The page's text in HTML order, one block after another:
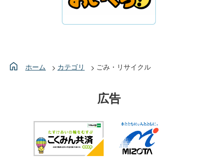
ホーム カテゴリ ごみ・リサイクル
広告